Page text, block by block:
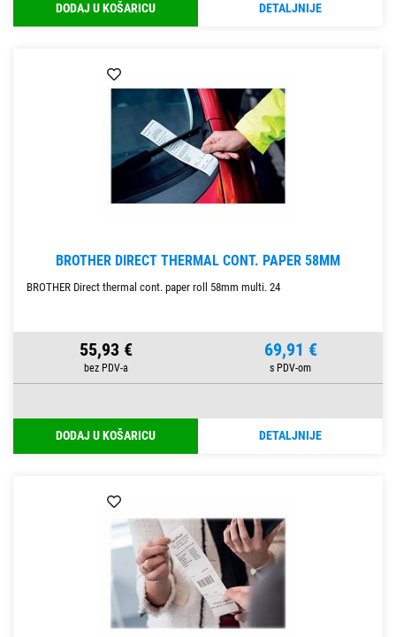
DODAJ U KOŠARICU DETALJNIJE
BROTHER DIRECT THERMAL CONT. PAPER 58MM
BROTHER Direct thermal cont. paper roll 58mm multi. 24
55,93 € 69,91 €
DODAJ U KOŠARICU DETALJNIJE